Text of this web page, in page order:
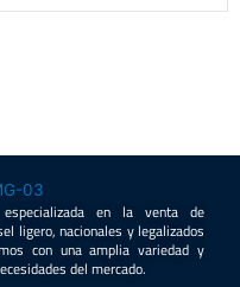
en la venta de
ligero, nacionales y legalizados
con una amplia variedad y
del mercado.